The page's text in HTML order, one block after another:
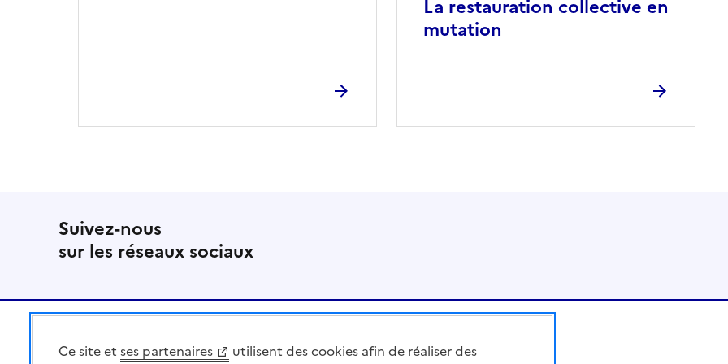
La restauration collective en
mutation
Suivez-nous
sur les réseaux sociaux
Pied de page
MINISTÈRE
Ce site et ses partenaires
utilisent des cookies afin de réaliser des